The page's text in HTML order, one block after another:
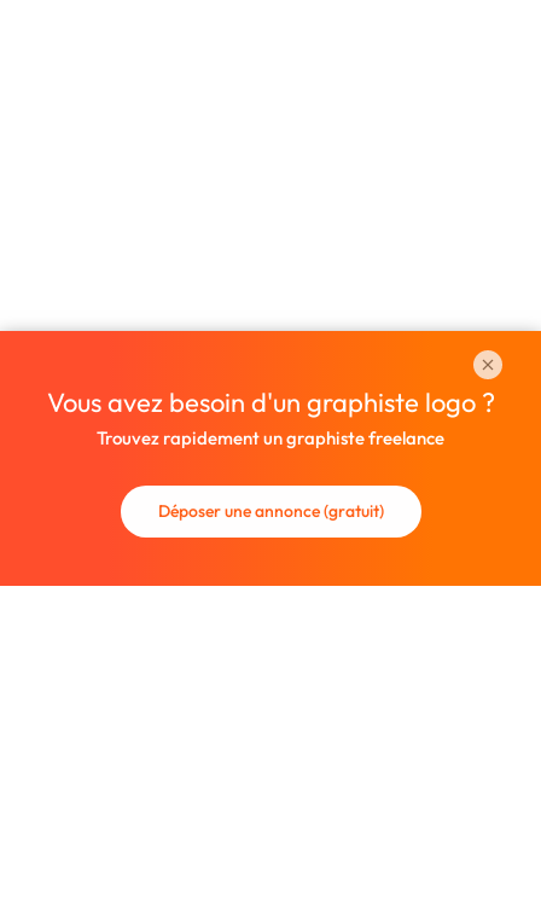
Vous avez besoin d'un graphiste logo ?
Trouvez rapidement un graphiste freelance
Déposer une annonce (gratuit)